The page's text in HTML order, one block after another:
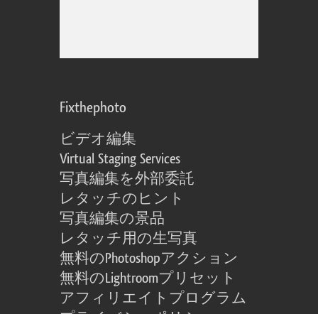
Fixthephoto
ビデオ編集
Virtual Staging Services
写真編集を外部委託
レタッチのヒント
写真編集の景品
レタッチ用の生写真
無料のPhotoshopアクション
無料のLightroomプリセット
アフィリエイトプログラム